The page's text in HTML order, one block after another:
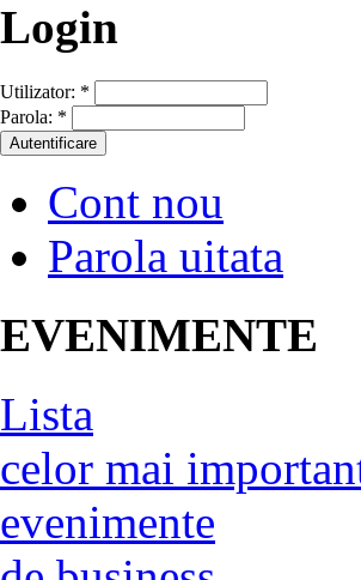
Login
Utilizator: *
Parola: *
Cont nou
Parola uitata
EVENIMENTE
Lista
celor mai
evenimente